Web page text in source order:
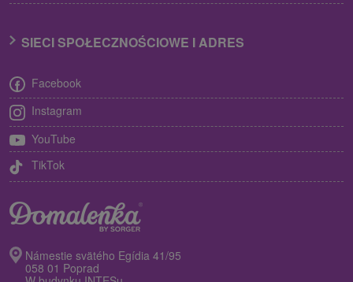
SIECI SPOŁECZNOŚCIOWE I ADRES
Facebook
Instagram
YouTube
TikTok
Námestie svätého Egídia 41/95
058 01 Poprad